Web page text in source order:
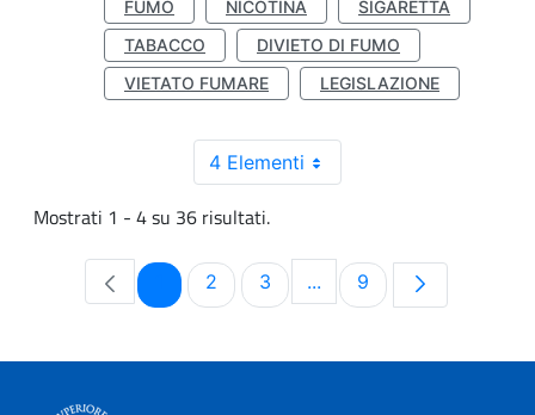
FUMO NICOTINA
SIGARETTA
TABACCO
DIVIETO DI FUMO
VIETATO FUMARE
LEGISLAZIONE
4 Elementi
Mostrati 1 - 4 su 36 risultati.
PaginaPagina
2 Pagina
3 ...Pagine intermedie Use
Pagina
9